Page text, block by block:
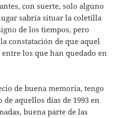
con suerte, solo alguno
sabría situar la coletilla
de los tiempos, pero
constatación de que aquel
los que han quedado en
de buena memoria, tengo
aquellos días de 1993 en
buena parte de las